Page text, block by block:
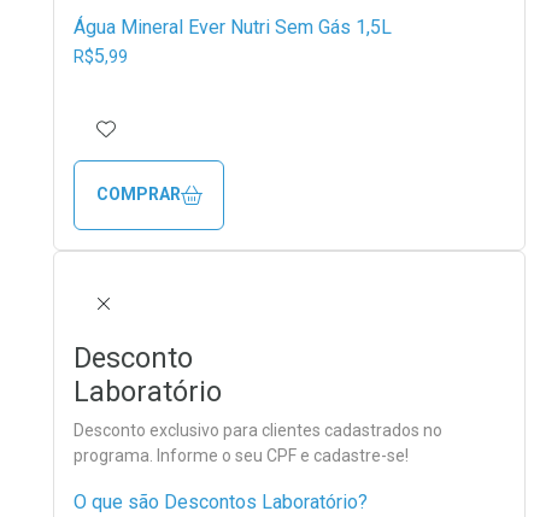
Água Mineral Ever Nutri Sem Gás 1,5L
R$5,99
ADICIONAR AOS FAVORITOS
COMPRAR
FECHAR
Desconto
Laboratório
Desconto exclusivo para clientes cadastrados no
programa. Informe o seu CPF e cadastre-se!
O que são Descontos Laboratório?